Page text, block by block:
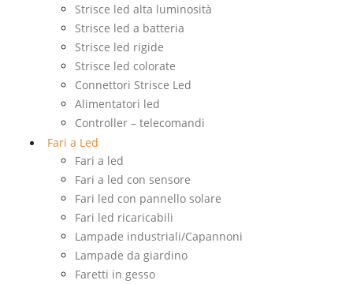
Strisce led alta luminosità
Strisce led a batteria
Strisce led rigide
Strisce led colorate
Connettori Strisce Led
Alimentatori led
Controller – telecomandi
Fari a Led
Fari a led
Fari a led con sensore
Fari led con pannello solare
Fari led ricaricabili
Lampade industriali/Capannoni
Lampade da giardino
Faretti in gesso